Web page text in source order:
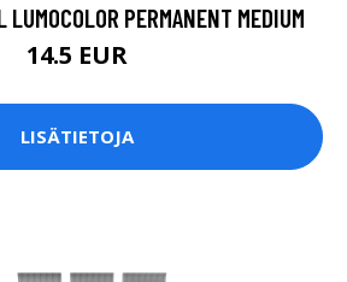
PERMANENT MEDIUM
14.5 EUR
LISÄTIETOJA